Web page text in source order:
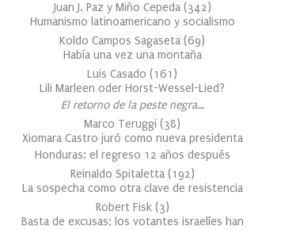
Juan J. Paz y Miño Cepeda (342)
Humanismo latinoamericano y socialismo
Koldo Campos Sagaseta (69)
Había una vez una montaña
Luis Casado (161 )
Lili Marleen oder Horst-Wessel-Lied?
El retorno de la peste negra…
Marco Teruggi (38)
Xiomara Castro juró como nueva presidenta
Honduras: el regreso 12 años después
Reinaldo Spitaletta (192)
La sospecha como otra clave de resistencia
Robert Fisk (3)
Basta de excusas: los votantes israelíes han